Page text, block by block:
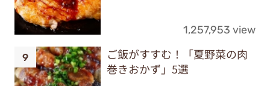
1,257,953 view
ご飯がすすむ！「夏野菜の肉
巻きおかず」5選